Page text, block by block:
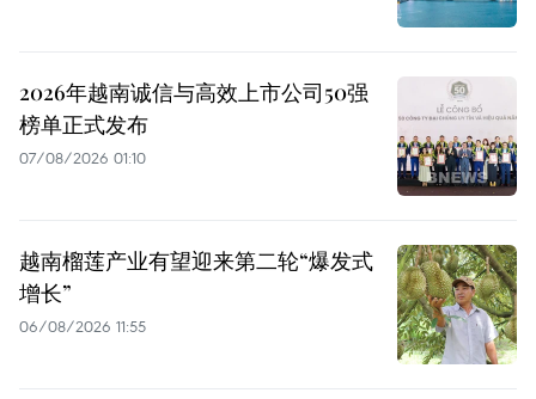
2026年越南诚信与高效上市公司50强
榜单正式发布
07/08/2026 01:10
越南榴莲产业有望迎来第二轮“爆发式
增长”
06/08/2026 11:55